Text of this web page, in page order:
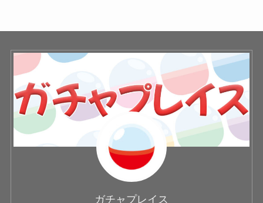
ガチャプレイス